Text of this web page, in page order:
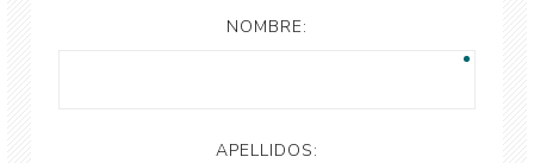
NOMBRE:
APELLIDOS: